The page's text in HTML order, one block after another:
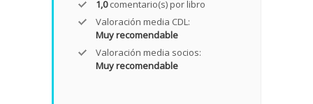
1,0comentario(s) por libro
Valoración media CDL:
Muy recomendable
Valoración media socios:
Muy recomendable